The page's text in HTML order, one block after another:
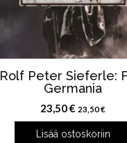
Rolf Peter Sieferle:
Germania
23,50€ 23,50€
Lisää ostoskoriin